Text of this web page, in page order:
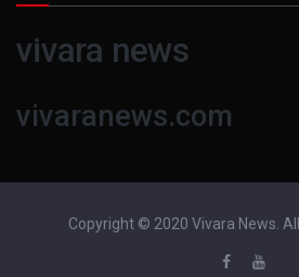
vivara news
vivaranews.com
Copyright © 2020 Vivara News.